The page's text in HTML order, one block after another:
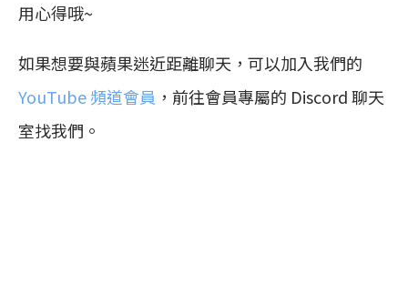
用心得哦~
如果想要與蘋果迷近距離聊天，可以加入我們的
YouTube 頻道會員 ，前往會員專屬的 Discord 聊天
室找我們。